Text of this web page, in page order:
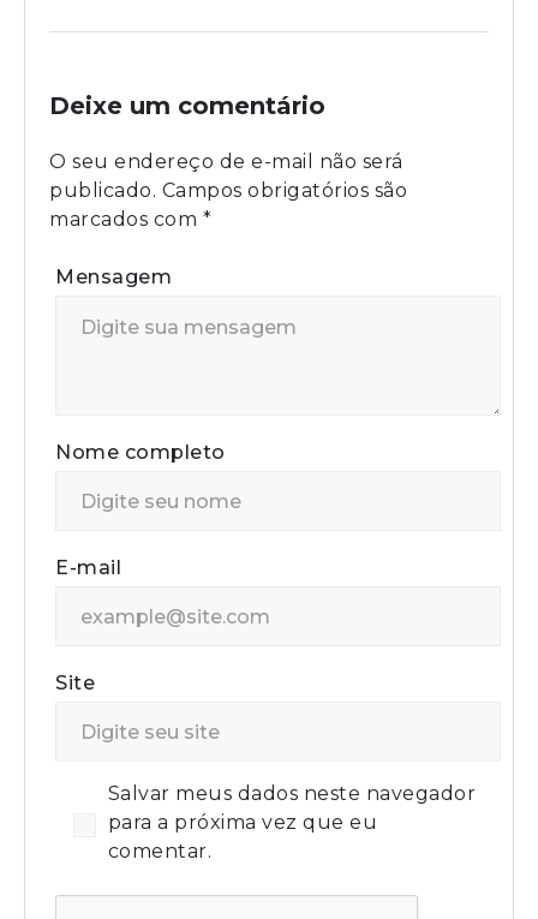
Deixe um comentário
O seu endereço de e-mail não será
publicado. Campos obrigatórios são
marcados com *
Mensagem
Nome completo
E-mail
Site
Salvar meus dados neste navegador
para a próxima vez que eu
comentar.